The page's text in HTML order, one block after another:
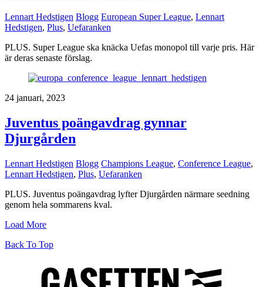
Lennart Hedstigen Blogg European Super League, Lennart
Hedstigen, Plus, Uefaranken
PLUS. Super League ska knäcka Uefas monopol till varje pris. Här
är deras senaste förslag.
24 januari, 2023
Juventus poängavdrag gynnar
Djurgården
Lennart Hedstigen Blogg Champions League, Conference League,
Lennart Hedstigen, Plus, Uefaranken
PLUS. Juventus poängavdrag lyfter Djurgården närmare seedning
genom hela sommarens kval.
Load More
Back To Top